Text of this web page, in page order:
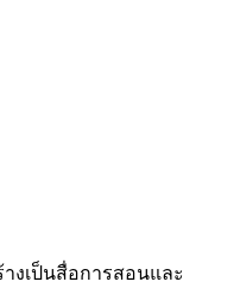
งเป็นสื่อการสอนและ